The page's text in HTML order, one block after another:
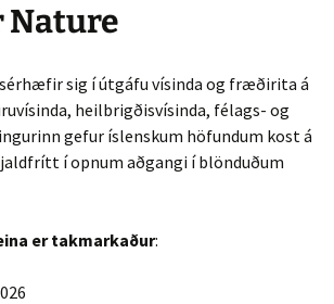
Nature
sérhæfir sig í útgáfu vísinda og fræðirita á
heilbrigðisvísinda, félags- og
gefur íslenskum höfundum kost á
í opnum aðgangi í blönduðum
er takmarkaður: